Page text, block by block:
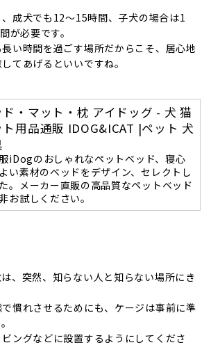
成犬でも12〜15時間、子犬の場合は1
が必要です。
い時間を過ごす場所だからこそ、居心地
てあげるといいですね。
ド・マット・枕 アイドッグ - 犬 猫
ト用品通販 IDOG&ICAT |ペット 犬
iDogのおしゃれなペットベッド、寝心
い素材のベッドをデザイン、セレクトし
。メーカー直販の高品質なペットベッド
お試しください。
、突然、知らない人と知らない場所にき
慣れさせるためにも、ケージは事前に準
ングなどに設置するようにしてくださ